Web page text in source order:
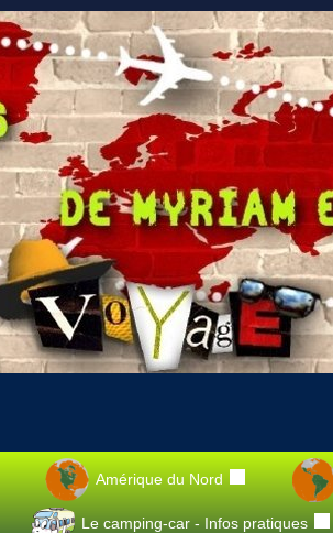
Amérique du Nord
Le camping-car - Infos pratiques